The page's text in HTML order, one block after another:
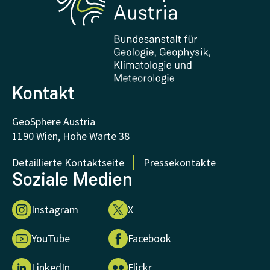
Downloads
Zertifikate und Auszeichnungen
FAQ - Häufig gestellte Fragen
Forschung unterstützen
Kontakt
GeoSphere Austria
1190 Wien, Hohe Warte 38
Detaillierte Kontaktseite
Pressekontakte
Soziale Medien
Instagram X
YouTube Facebook